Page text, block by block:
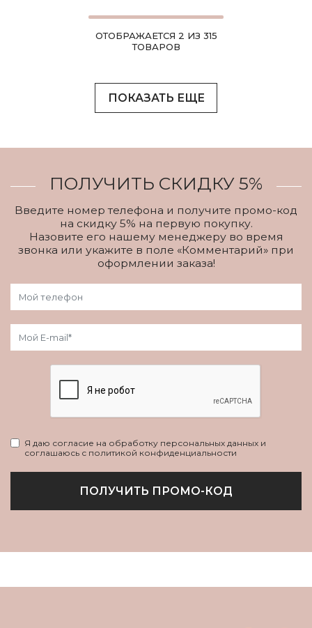
ОТОБРАЖАЕТСЯ 2 ИЗ 315
ТОВАРОВ
ПОКАЗАТЬ ЕЩЕ
ПОЛУЧИТЬ СКИДКУ 5%
Введите номер телефона и получите промо-код
на скидку 5% на первую покупку.
Назовите его нашему менеджеру во время
звонка или укажите в поле «Комментарий» при
оформлении заказа!
Я даю согласие на обработку персональных данных и
соглашаюсь с политикой конфиденциальности
ПОЛУЧИТЬ ПРОМО-КОД